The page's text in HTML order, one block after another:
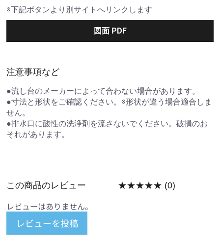
※下記ボタンより別サイトへリンクします
図面 PDF
注意事項など
●流し台のメーカーによって合わない場合があります。
●寸法と形状をご確認ください。※形状が違う場合適合しま
せん。
●排水口に酸性の洗浄剤を流さないでください。破損のお
それがあります。
この商品のレビュー ★★★★★ (0)
レビューはありません。
レビューを投稿